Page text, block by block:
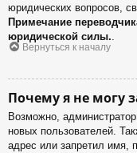
юридических вопросов,
Примечание
юридической силы.
Вернуться к началу
Почему я не могу
Возможно,
новых пользователей.
адрес или запретил имя,